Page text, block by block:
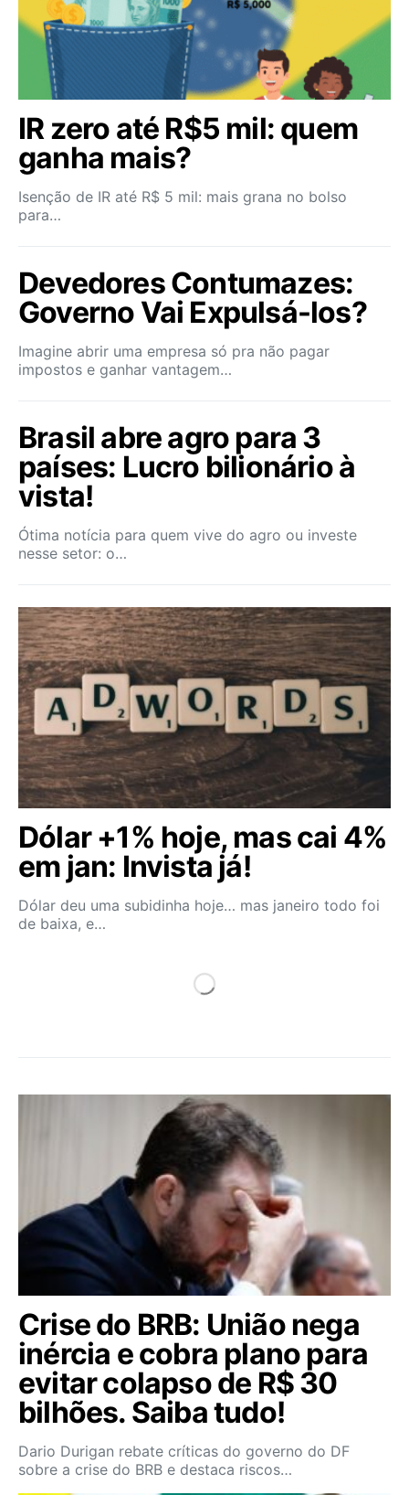
IR zero até R$5 mil: quem
ganha mais?
Isenção de IR até R$ 5 mil: mais grana no bolso
para…
Devedores Contumazes:
Governo Vai Expulsá-los?
Imagine abrir uma empresa só pra não pagar
impostos e ganhar vantagem…
Brasil abre agro para 3
países: Lucro bilionário à
vista!
Ótima notícia para quem vive do agro ou investe
nesse setor: o…
Dólar +1% hoje, mas cai 4%
em jan: Invista já!
Dólar deu uma subidinha hoje… mas janeiro todo foi
de baixa, e…
Crise do BRB: União nega
inércia e cobra plano para
evitar colapso de R$ 30
bilhões. Saiba tudo!
Dario Durigan rebate críticas do governo do DF
sobre a crise do BRB e destaca riscos…